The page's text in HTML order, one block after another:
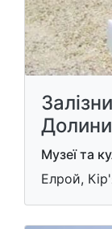
Долини
Музеї та
Елрой,